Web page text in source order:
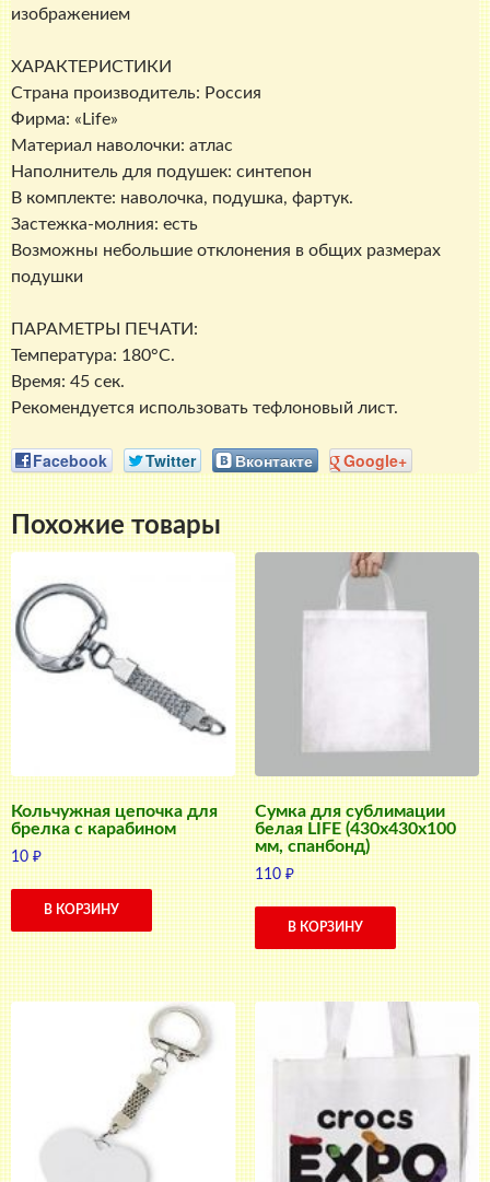
изображением
ХАРАКТЕРИСТИКИ
Страна производитель: Россия
Фирма: «Life»
Материал наволочки: атлас
Наполнитель для подушек: синтепон
В комплекте: наволочка, подушка, фартук.
Застежка-молния: есть
Возможны небольшие отклонения в общих размерах
подушки
ПАРАМЕТРЫ ПЕЧАТИ:
Температура: 180°C.
Время: 45 сек.
Рекомендуется использовать тефлоновый лист.
Facebook Twitter Вконтакте Google+
Похожие товары
Кольчужная цепочка для
брелка с карабином
10₽
В КОРЗИНУ
Сумка для сублимации
белая LIFE (430x430x100
мм, спанбонд)
110₽
В КОРЗИНУ